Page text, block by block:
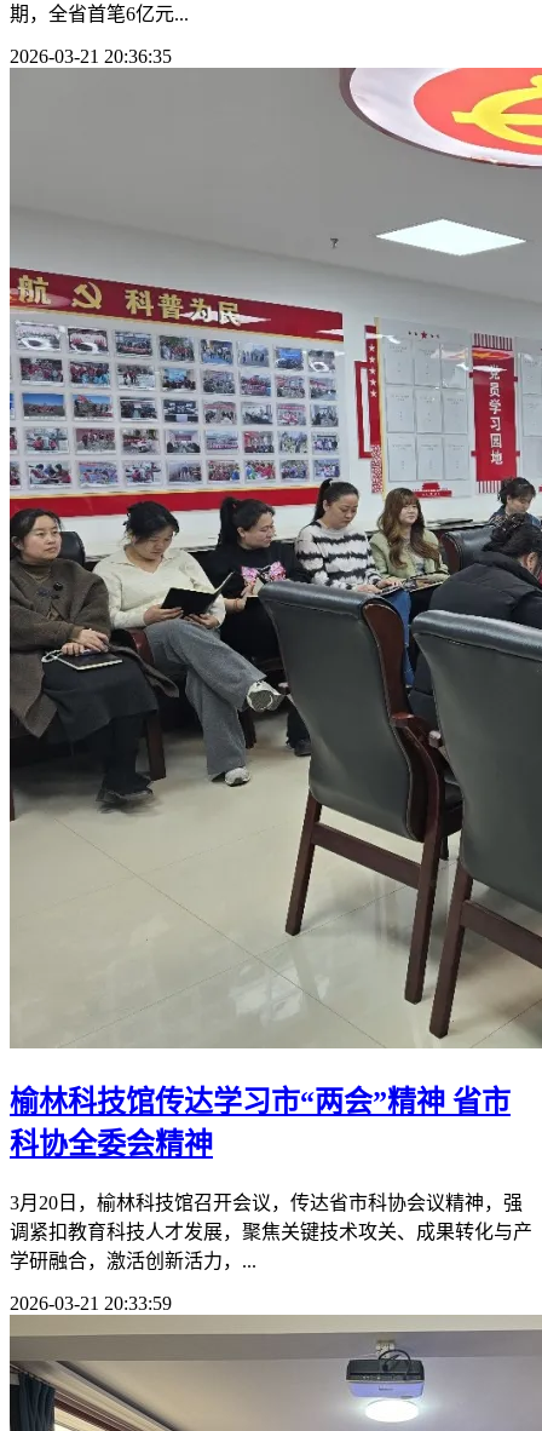
期，全省首笔6亿元...
2026-03-21 20:36:35
榆林科技馆传达学习市“两会”精神 省市
科协全委会精神
3月20日，榆林科技馆召开会议，传达省市科协会议精神，强
调紧扣教育科技人才发展，聚焦关键技术攻关、成果转化与产
学研融合，激活创新活力，...
2026-03-21 20:33:59